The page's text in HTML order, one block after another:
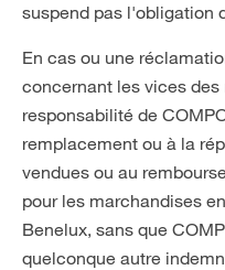
suspend pas l'obligation
En cas ou une
concernant les vices
responsabilité de
remplacement ou à la
vendues ou au
pour les marchandises
Benelux, sans que
quelconque autre